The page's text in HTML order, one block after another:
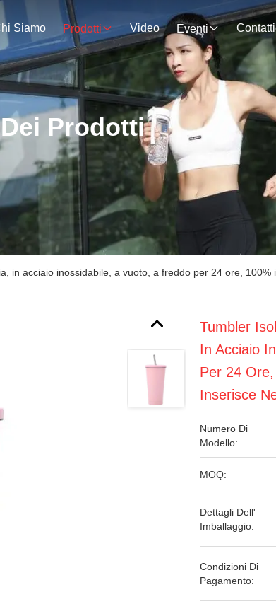
Siamo Prodotti Video Eventi
Prodotti
in acciaio inossidabile, a vuoto, a freddo per 24 ore,
Tumbler
In Acciaio
Per 24
Inserisce
Numero Di
Modello:
MOQ:
Dettagli Dell'
Imballaggio:
Condizioni Di
Pagamento: